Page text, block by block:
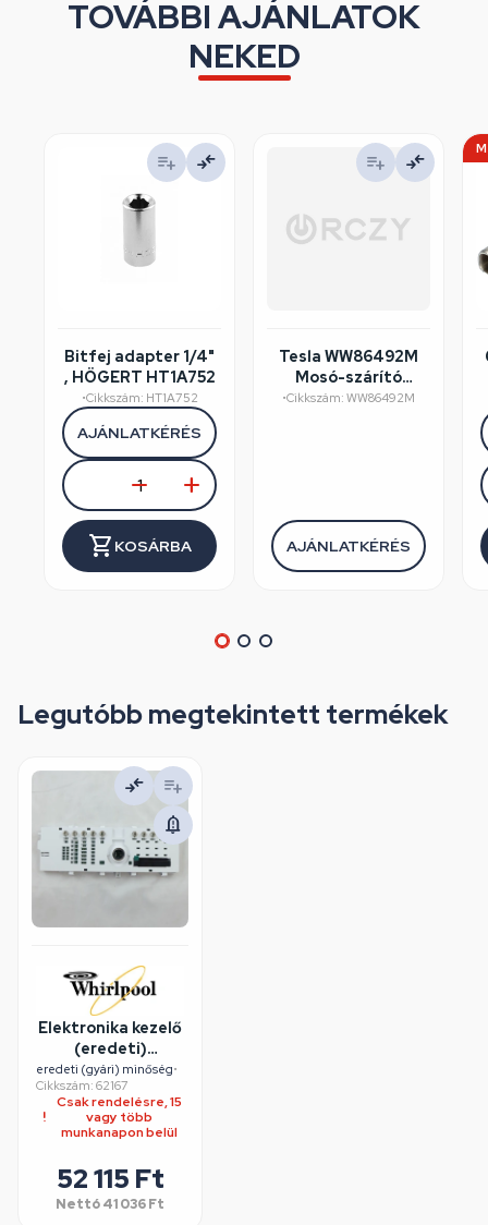
TOVÁBBI AJÁNLATOK
NEKED
Bitfej adapter 1/4"
, HÖGERT HT1A752
•Cikkszám: HT1A752
AJÁNLATKÉRÉS
KOSÁRBA
Tesla WW86492M
Mosó-szárító
felújított/szépséghibás
•Cikkszám: WW86492M
AJÁNLATKÉRÉS
Legutóbb megtekintett termékek
Elektronika kezelő
(eredeti)
WHIRLPOOL
szárítógép
eredeti (gyári) minőség•
Cikkszám: 62167
Csak rendelésre, 15
vagy több
munkanapon belül
52 115 Ft
Nettó41 036 Ft